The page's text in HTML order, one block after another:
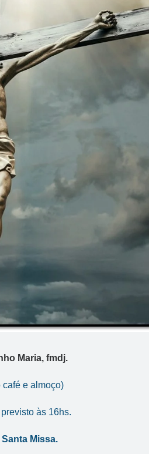
Maria, fmdj.
e almoço)
às 16hs.
Missa.